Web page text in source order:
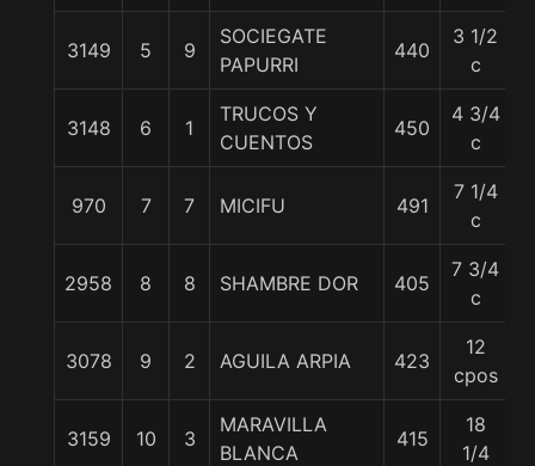
3149 5 9
SOCIEGATE
PAPURRI
440
3 1/2
c
3148 6 1
TRUCOS Y
CUENTOS
450
4 3/4
c
970 7 7 MICIFU 491
7 1/4
c
2958 8 8 SHAMBRE DOR 405
7 3/4
c
3078 9 2 AGUILA ARPIA 423
12
cpos
3159 10 3
MARAVILLA
BLANCA
415
18
1/4